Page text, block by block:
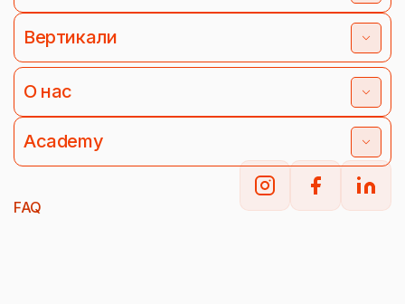
Вертикали
О нас
Academy
FAQ